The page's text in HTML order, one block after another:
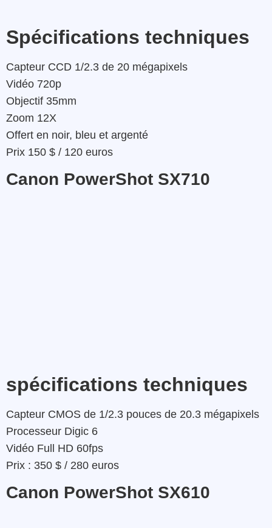
Spécifications techniques
Capteur CCD 1/2.3 de 20 mégapixels
Vidéo 720p
Objectif 35mm
Zoom 12X
Offert en noir, bleu et argenté
Prix 150 $ / 120 euros
Canon PowerShot SX710
spécifications techniques
Capteur CMOS de 1/2.3 pouces de 20.3 mégapixels
Processeur Digic 6
Vidéo Full HD 60fps
Prix : 350 $ / 280 euros
Canon PowerShot SX610